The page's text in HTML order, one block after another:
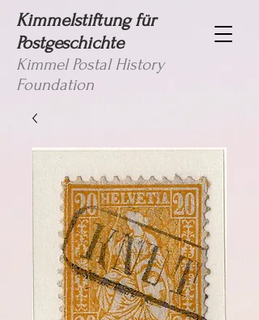
Kimmelstiftung für
Postgeschichte
Kimmel Postal History
Foundation